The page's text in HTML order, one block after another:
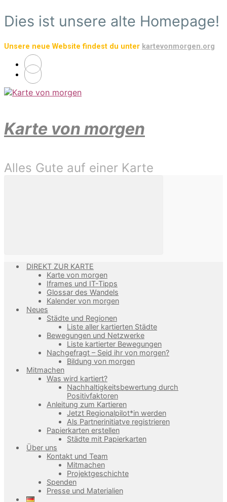
Zum
Hauptinhalt
Dies ist unsere alte Homepage!
Unsere neue Website findest du unter kartevonmorgen.org
Karte von morgen
Alles Gute auf einer Karte
DIREKT ZUR KARTE
Karte von morgen
Iframes und IT-Tipps
Glossar des Wandels
Kalender von morgen
Neues
Städte und Regionen
Liste aller kartierten Städte
Bewegungen und Netzwerke
Liste kartierter Bewegungen
Nachgefragt – Seid ihr von morgen?
Bildung von morgen
Mitmachen
Was wird kartiert?
Nachhaltigkeitsbewertung durch
Positivfaktoren
Anleitung zum Kartieren
Jetzt Regionalpilot*in werden
Als Partnerinitiatve registrieren
Papierkarten erstellen
Städte mit Papierkarten
Über uns
Kontakt und Team
Mitmachen
Projektgeschichte
Spenden
Presse und Materialien